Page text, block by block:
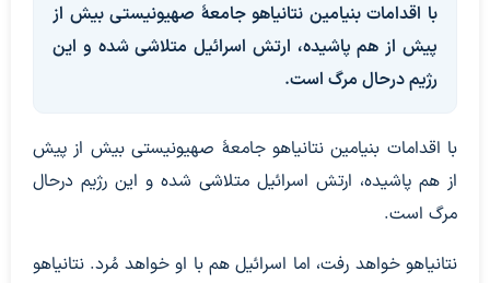
با اقدامات بنیامین نتانیاهو جامعهٔ صهیونیستی بیش از
پیش از هم پاشیده، ارتش اسرائیل متلاشی شده و این
رژیم درحال مرگ است.
با اقدامات بنیامین نتانیاهو جامعهٔ صهیونیستی بیش از پیش
از هم پاشیده، ارتش اسرائیل متلاشی شده و این رژیم درحال
مرگ است.
نتانیاهو خواهد رفت، اما اسرائیل هم با او خواهد مُرد. نتانیاهو